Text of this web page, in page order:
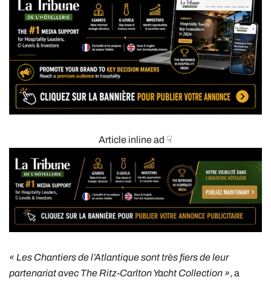
Article inline ad ☟
« Les Chantiers de l’Atlantique sont très fiers de leur
partenariat avec The Ritz-Carlton Yacht Collection », a